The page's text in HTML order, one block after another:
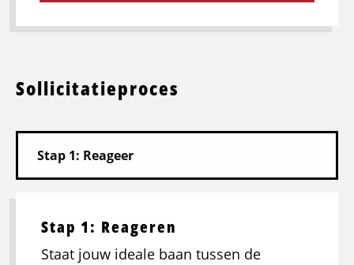
Sollicitatieproces
Stap 1: Reageren
Staat jouw ideale baan tussen de